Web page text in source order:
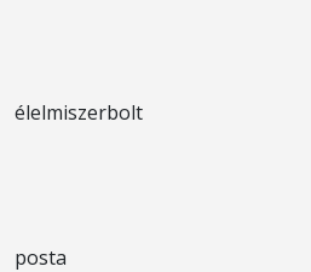
élelmiszerbolt
posta